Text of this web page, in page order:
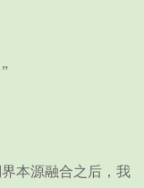
本源融合之后，我